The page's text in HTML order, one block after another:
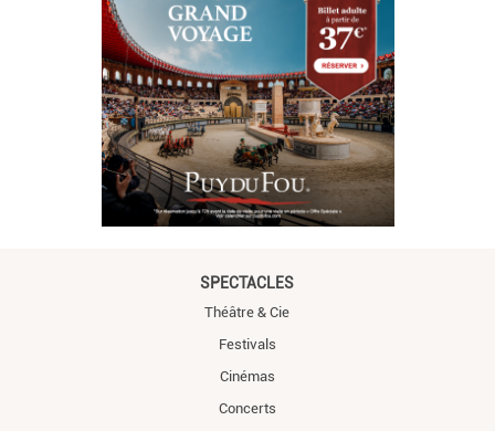
SPECTACLES
Théâtre & Cie
Festivals
Cinémas
Concerts